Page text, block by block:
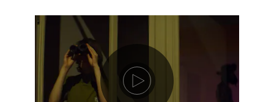
動画を再生します